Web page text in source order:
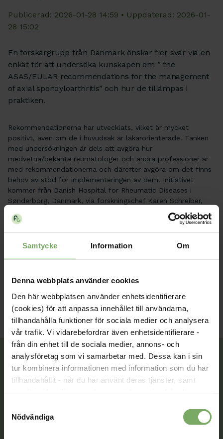
Samtycke Information Om
Denna webbplats använder cookies
Den här webbplatsen använder enhetsidentifierare
(cookies) för att anpassa innehållet till användarna,
tillhandahålla funktioner för sociala medier och analysera
vår trafik. Vi vidarebefordrar även enhetsidentifierare -
från din enhet till de sociala medier, annons- och
analysföretag som vi samarbetar med. Dessa kan i sin
tur kombinera informationen med information som du har
tillhandahållit - när du har använt deras tjänster, samt
området. Du godkänner våra cookies vid fortsatt
Nödvändiga
Publicerad: 2026-01-28 14:59 • Uppdaterad: 2026-01-
28 15:02
En forskargrupp från Danmark önskar fler svar via en
enkät för att undersöka kunskapen om ” the
ASAS/EULAR recommendations for the management
of axial spondyloarthritis” och hur de tillämpas i
praktiken.
Rekommendationerna har utvecklats, vilket är mycket
positivt, även om de i huvudsak är läkarorienterade. Tanken
med undersökningen är dels att avgöra hur
medvetna/bekanta reumatologer och andra professioner är
med rekommendationerna och därefter avgöra om det finns
behov av stöd för implementeringen av dem. Initiativet
kommer från Danish Hospital for Rheumatic Diseases i
Sønderborg, Danmark, via forskningschef Karen Schreiber,
reumatolog och docent och i samarbete med doktorand och
reumatolog Georg Kröber. Reumatologiska
samarbetspartners från flera länder har involverats i
projektet.
Länk och QR kod till enkät finns under Mina dokument
Forskning
Tillsammans rör vi oss framåt. Du är en viktig del
av vår rörelse.
Bli medlem